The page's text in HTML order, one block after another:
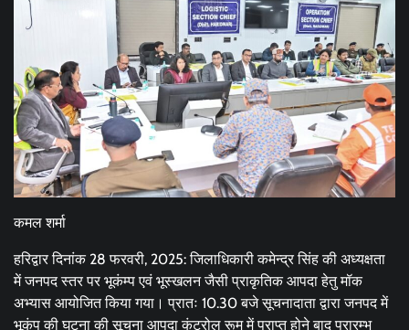
कमल शर्मा
हरिद्वार दिनांक 28 फरवरी, 2025: जिलाधिकारी कमेन्द्र सिंह की अध्यक्षता
में जनपद स्तर पर भूकंम्प एवं भूस्खलन जैसी प्राकृतिक आपदा हेतु मॉक
अभ्यास आयोजित किया गया। प्रातः 10.30 बजे सूचनादाता द्वारा जनपद में
भूकंप की घटना की सूचना आपदा कंट्रोल रूम में प्राप्त होने बाद प्रारम्भ